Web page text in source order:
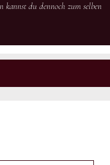
kannst du dennoch zum selben